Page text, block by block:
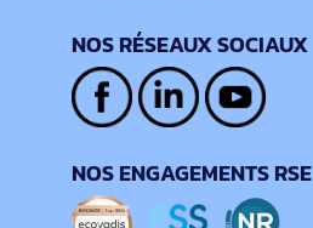
NOS RÉSEAUX SOCIAUX
NOS ENGAGEMENTS RSE